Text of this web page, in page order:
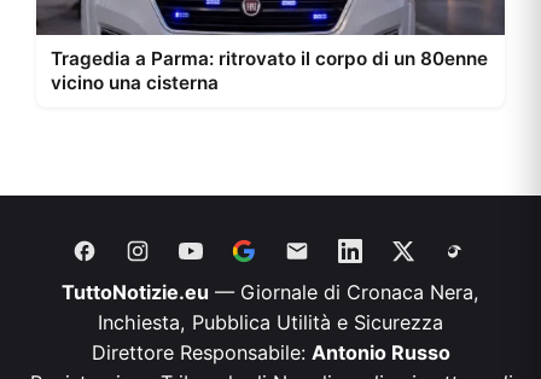
Tragedia a Parma: ritrovato il corpo di un 80enne
vicino una cisterna
TuttoNotizie.eu — Giornale di Cronaca Nera,
Inchiesta, Pubblica Utilità e Sicurezza
Direttore Responsabile: Antonio Russo